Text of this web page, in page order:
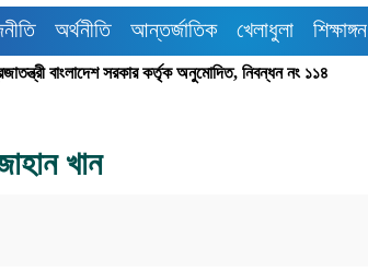
অর্থনীতি আন্তর্জাতিক খেলাধুলা শিক্ষাঙ্গন
বাংলাদেশ সরকার কর্তৃক অনুমোদিত, নিবন্ধন নং ১১৪
খান